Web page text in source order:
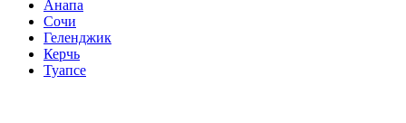
Анапа
Сочи
Геленджик
Керчь
Туапсе